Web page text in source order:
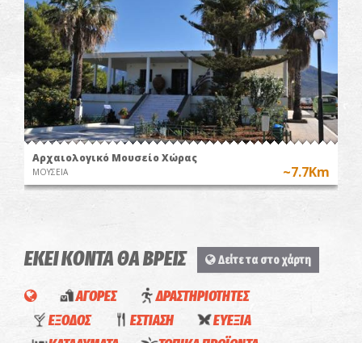
Αρχαιολογικό Μουσείο Χώρας
ΜΟΥΣΕΙΑ ~7.7Km
ΕΚΕΙ ΚΟΝΤΑ ΘΑ ΒΡΕΙΣ Δείτε τα στο χάρτη
ΑΓΟΡΕΣ
ΔΡΑΣΤΗΡΙΟΤΗΤΕΣ
ΕΞΟΔΟΣ
ΕΣΤΙΑΣΗ
ΕΥΕΞΙΑ
Τhe
Tsaganis